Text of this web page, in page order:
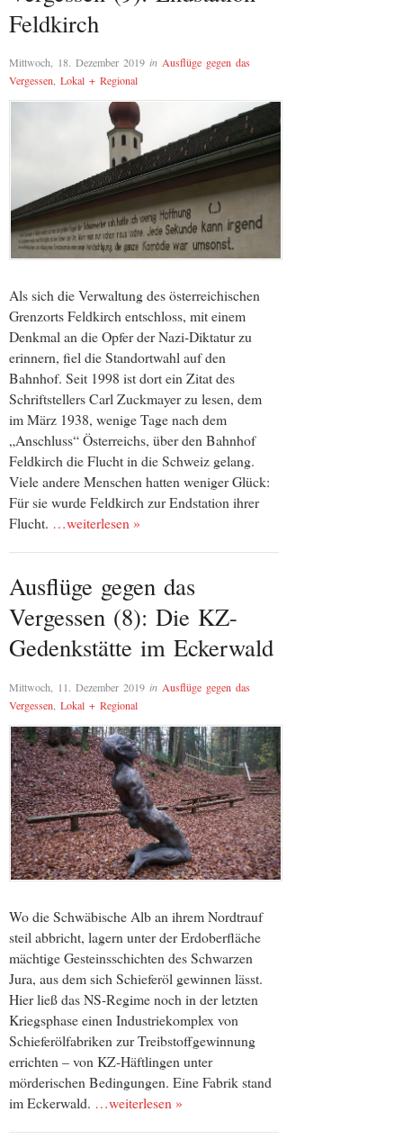
Feldkirch
Mittwoch, 18. Dezember 2019 in Ausflüge gegen das
Vergessen, Lokal + Regional
Als sich die Verwaltung des österreichischen
Grenzorts Feldkirch entschloss, mit einem
Denkmal an die Opfer der Nazi-Diktatur zu
erinnern, fiel die Standortwahl auf den
Bahnhof. Seit 1998 ist dort ein Zitat des
Schriftstellers Carl Zuckmayer zu lesen, dem
im März 1938, wenige Tage nach dem
„Anschluss“ Österreichs, über den Bahnhof
Feldkirch die Flucht in die Schweiz gelang.
Viele andere Menschen hatten weniger Glück:
Für sie wurde Feldkirch zur Endstation ihrer
Flucht. …weiterlesen »
Ausflüge gegen das
Vergessen (8): Die KZ-
Gedenkstätte im Eckerwald
Mittwoch, 11. Dezember 2019 in Ausflüge gegen das
Vergessen Lokal + Regional
Wo die Schwäbische Alb an ihrem Nordtrauf
steil abbricht, lagern unter der Erdoberfläche
mächtige Gesteinsschichten des Schwarzen
Jura, aus dem sich Schieferöl gewinnen lässt.
Hier ließ das NS-Regime noch in der letzten
Kriegsphase einen Industriekomplex von
Schieferölfabriken zur Treibstoffgewinnung
errichten – von KZ-Häftlingen unter
mörderischen Bedingungen. Eine Fabrik stand
im Eckerwald. …weiterlesen »